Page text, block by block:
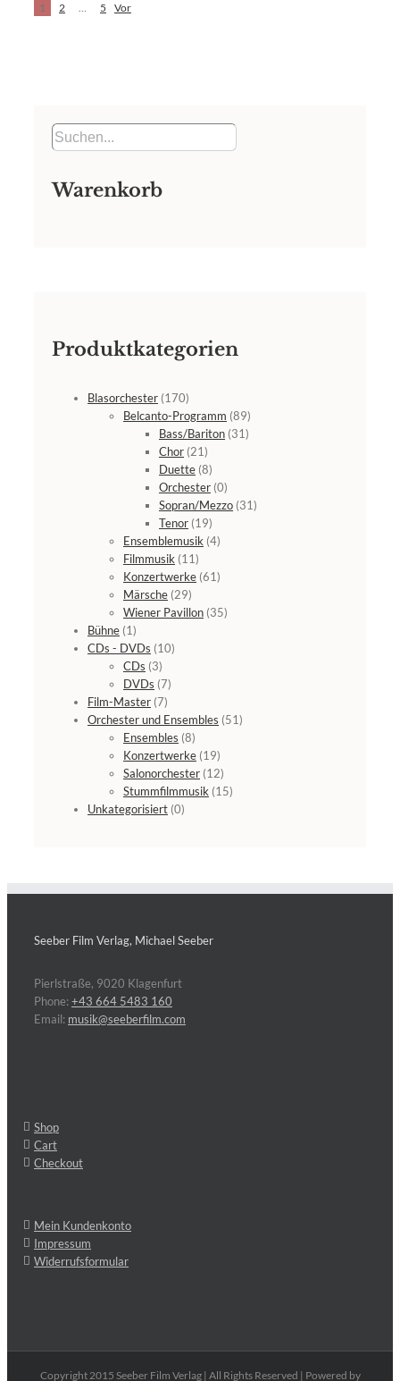
1 2 … 5 Vor
Produktkategorien
Blasorchester (170)
Belcanto-Programm (89)
Bass/Bariton (31)
Chor (21)
Duette (8)
Orchester (0)
Sopran/Mezzo (31)
Tenor (19)
Ensemblemusik (4)
Filmmusik (11)
Konzertwerke (61)
Märsche (29)
Wiener Pavillon (35)
Bühne (1)
CDs - DVDs (10)
CDs (3)
DVDs (7)
Film-Master (7)
Orchester und Ensembles (51)
Ensembles (8)
Konzertwerke (19)
Salonorchester (12)
Stummfilmmusik (15)
Unkategorisiert (0)
Warenkorb
Seeber Film Verlag, Michael Seeber
Pierlstraße, 9020 Klagenfurt
Phone:+43 664 5483 160
Email: musik@seeberfilm.com
Shop
Cart
Checkout
Mein Kundenkonto
Impressum
Widerrufsformular
Copyright 2015 Seeber Film Verlag | All Rights Reserved | Powered by